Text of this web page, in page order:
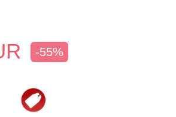
-55%